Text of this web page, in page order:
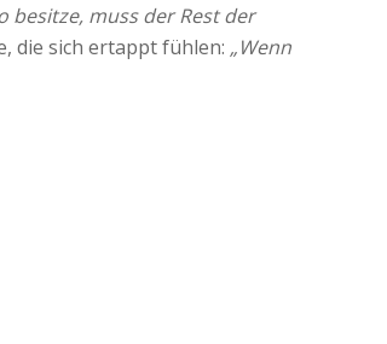
besitze, muss der Rest der
die sich ertappt fühlen: „Wenn